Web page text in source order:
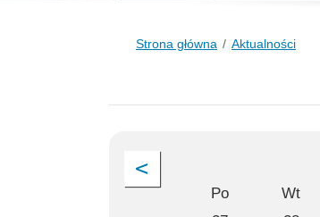
Strona główna Aktualności
Po Wt